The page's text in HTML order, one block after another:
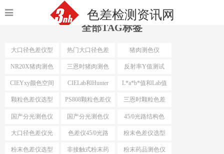
色差检测资讯网
全部TAG标签
大口径色差仪型
号
热门大口径色差
仪选型
猪肉测色仪
NR20X猪肉测色
仪
三恩时猪肉测色
仪
反射率Y值测试
CIEYxy颜色空间 CIELab和Hunter
Lab
L*a*b*值和Lab值
颗粒色差仪选型 PS808颗粒色差仪 三恩时颗粒色差
仪
国产分光测色仪 国产分光测色仪
最小口径
45/0光路结构色
差仪
大口径色差仪光
路结构
色差仪45/0光路
结构
粉末色差仪选型
粉末色差仪选型 非接触式粉末药 粉末药品测色仪